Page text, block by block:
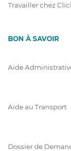
Travailler chez
BON À SAVOIR
Aide
Aide au Transport
Dossier de